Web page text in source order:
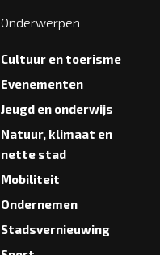
Onderwerpen
Cultuur en toerisme
Evenementen
Jeugd en onderwijs
Natuur, klimaat en
nette stad
Mobiliteit
Ondernemen
Stadsvernieuwing